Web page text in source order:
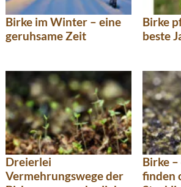
Birke im Winter – eine
geruhsame Zeit
Birke
beste
Dreierlei
Vermehrungswege der
Birke
finden